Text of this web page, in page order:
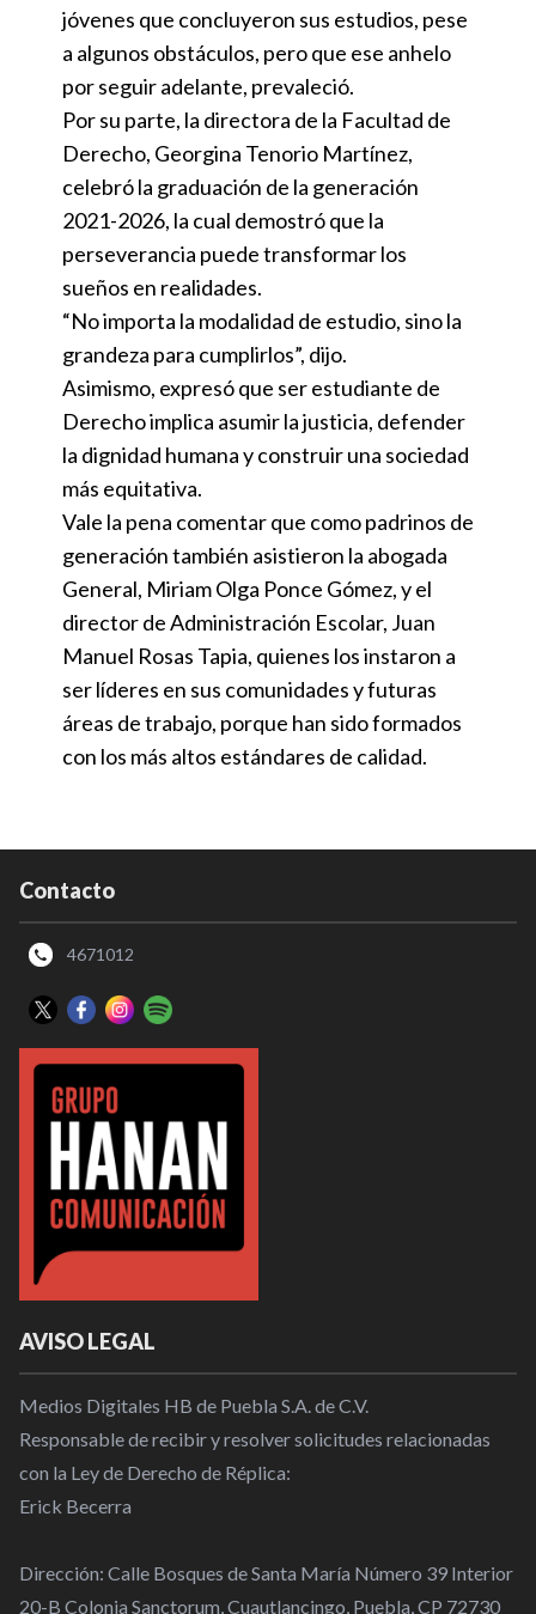
jóvenes que concluyeron sus estudios, pese
a algunos obstáculos, pero que ese anhelo
por seguir adelante, prevaleció.
Por su parte, la directora de la Facultad de
Derecho, Georgina Tenorio Martínez,
celebró la graduación de la generación
2021-2026, la cual demostró que la
perseverancia puede transformar los
sueños en realidades.
“No importa la modalidad de estudio, sino la
grandeza para cumplirlos”, dijo.
Asimismo, expresó que ser estudiante de
Derecho implica asumir la justicia, defender
la dignidad humana y construir una sociedad
más equitativa.
Vale la pena comentar que como padrinos de
generación también asistieron la abogada
General, Miriam Olga Ponce Gómez, y el
director de Administración Escolar, Juan
Manuel Rosas Tapia, quienes los instaron a
ser líderes en sus comunidades y futuras
áreas de trabajo, porque han sido formados
con los más altos estándares de calidad.
Contacto
4671012
AVISO LEGAL
Medios Digitales HB de Puebla S.A. de C.V.
Responsable de recibir y resolver solicitudes relacionadas
con la Ley de Derecho de Réplica:
Erick Becerra
Dirección: Calle Bosques de Santa María Número 39 Interior
20-B Colonia Sanctorum, Cuautlancingo, Puebla, CP 72730